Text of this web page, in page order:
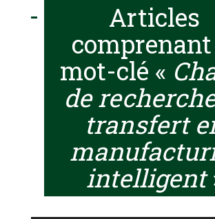
Articles
mot-clé «
de
transfert
intelligent